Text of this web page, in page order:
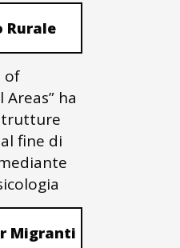
Rurale
of
ha
fine di
Migranti